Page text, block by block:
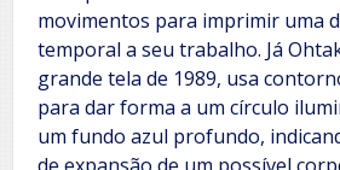
movimentos para imprimir uma
temporal a seu trabalho. Já
grande tela de 1989, usa
para dar forma a um círculo
um fundo azul profundo,